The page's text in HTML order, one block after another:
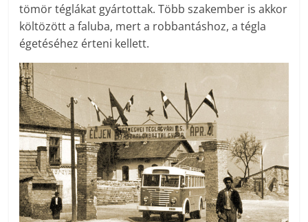
tömör téglákat gyártottak. Több szakember is akkor
költözött a faluba, mert a robbantáshoz, a tégla
égetéséhez érteni kellett.